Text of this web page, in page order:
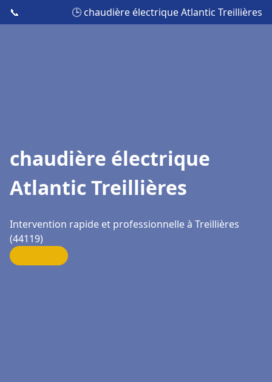
📞 🕒 chaudière électrique Atlantic Treillières
chaudière électrique
Atlantic Treillières
Intervention rapide et professionnelle à Treillières
(44119)